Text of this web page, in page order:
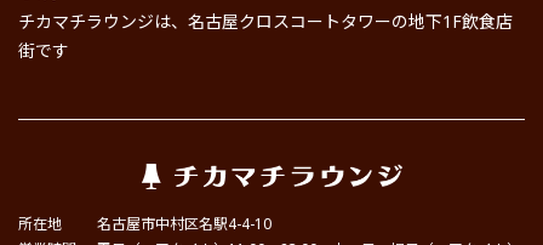
チカマチラウンジは、名古屋クロスコートタワーの地下1F飲食店
街です
所在地
名古屋市中村区名駅4-4-10